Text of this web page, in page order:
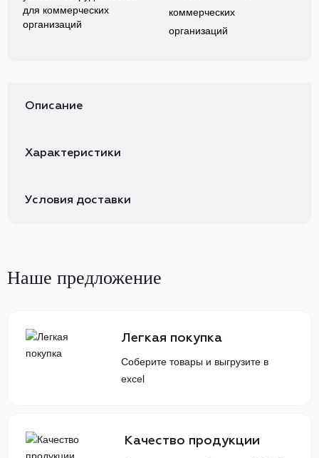
коммерческих
организаций
Описание
Характеристики
Условия доставки
Наше предложение
Легкая покупка
Соберите товары и выгрузите в
excel
Качество продукции